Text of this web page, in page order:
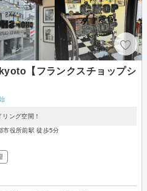
【フランクスチョップシ
ング空間！
市役所前駅 徒歩5分